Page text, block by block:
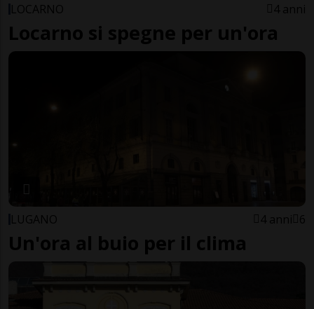
LOCARNO 4 anni
Locarno si spegne per un'ora
LUGANO 4 anni 6
Un'ora al buio per il clima